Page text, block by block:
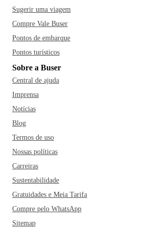
Sugerir uma viagem
Compre Vale Buser
Pontos de embarque
Pontos turísticos
Sobre a Buser
Central de ajuda
Imprensa
Notícias
Blog
Termos de uso
Nossas políticas
Carreiras
Sustentabilidade
Gratuidades e Meia Tarifa
Compre pelo WhatsApp
Sitemap